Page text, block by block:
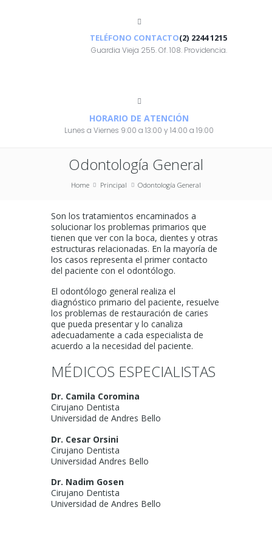
TELÉFONO CONTACTO(2) 2244 1215
Guardia Vieja 255. Of. 108. Providencia.
HORARIO DE ATENCIÓN
Lunes a Viernes 9:00 a 13:00 y 14:00 a 19:00
Odontología General
Home Principal Odontología General
Son los tratamientos encaminados a
solucionar los problemas primarios que
tienen que ver con la boca, dientes y otras
estructuras relacionadas. En la mayoría de
los casos representa el primer contacto
del paciente con el odontólogo.
El odontólogo general realiza el
diagnóstico primario del paciente, resuelve
los problemas de restauración de caries
que pueda presentar y lo canaliza
adecuadamente a cada especialista de
acuerdo a la necesidad del paciente.
MÉDICOS ESPECIALISTAS
Dr. Camila Coromina
Cirujano Dentista
Universidad de Andres Bello
Dr. Cesar Orsini
Cirujano Dentista
Universidad Andres Bello
Dr. Nadim Gosen
Cirujano Dentista
Universidad de Andres Bello